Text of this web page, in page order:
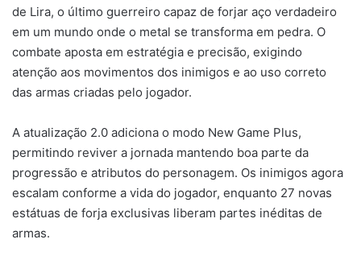
de Lira, o último guerreiro capaz de forjar aço verdadeiro
em um mundo onde o metal se transforma em pedra. O
combate aposta em estratégia e precisão, exigindo
atenção aos movimentos dos inimigos e ao uso correto
das armas criadas pelo jogador.
A atualização 2.0 adiciona o modo New Game Plus,
permitindo reviver a jornada mantendo boa parte da
progressão e atributos do personagem. Os inimigos agora
escalam conforme a vida do jogador, enquanto 27 novas
estátuas de forja exclusivas liberam partes inéditas de
armas.